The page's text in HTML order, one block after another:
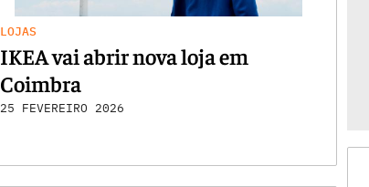
LOJAS
IKEA vai abrir nova loja em
Coimbra
25 FEVEREIRO 2026